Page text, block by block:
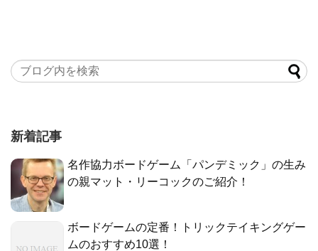
新着記事
名作協力ボードゲーム「パンデミック」の生み
の親マット・リーコックのご紹介！
ボードゲームの定番！トリックテイキングゲー
ムのおすすめ10選！